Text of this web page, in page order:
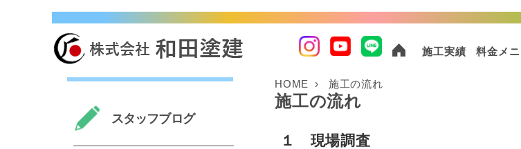
施工実績 料金メ
スタッフブログ
HOME 施工の流れ
施工の流れ
１ 現場調査